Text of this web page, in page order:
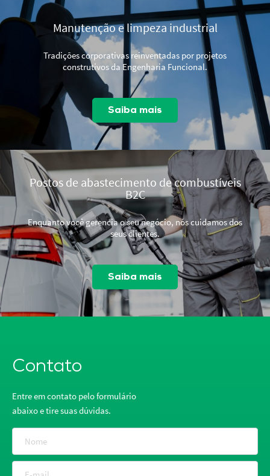
Manutenção e limpeza industrial
Tradições corporativas reinventadas por projetos
construtivos da Engenharia Funcional.
Saiba mais
Postos de abastecimento de combustíveis
B2C
Enquanto você gerencia o seu negócio, nós cuidamos dos
seus clientes.
Saiba mais
Contato
Entre em contato pelo formulário
abaixo e tire suas dúvidas.
Nome
E-mail